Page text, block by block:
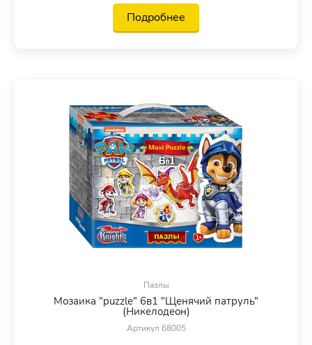
Подробнее
Пазлы
Мозаика "puzzle" 6в1 "Щенячий патруль"
(Никелодеон)
Артикул 68005